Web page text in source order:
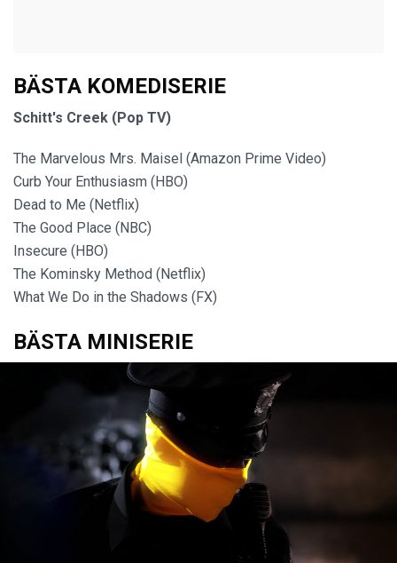
BÄSTA KOMEDISERIE
Schitt's Creek (Pop TV)
The Marvelous Mrs. Maisel (Amazon Prime Video)
Curb Your Enthusiasm (HBO)
Dead to Me (Netflix)
The Good Place (NBC)
Insecure (HBO)
The Kominsky Method (Netflix)
What We Do in the Shadows (FX)
BÄSTA MINISERIE